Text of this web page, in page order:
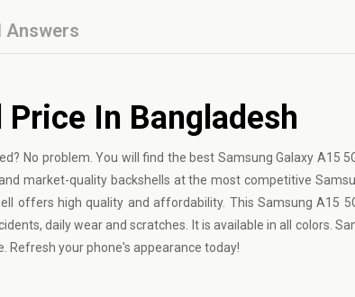
Answers
In Bangladesh
No problem. You will find the best Samsung Galaxy A15
market-quality backshells at the most competitive
offers high quality and affordability. This Samsung A15
daily wear and scratches. It is available in all colors.
Refresh your phone's appearance today!